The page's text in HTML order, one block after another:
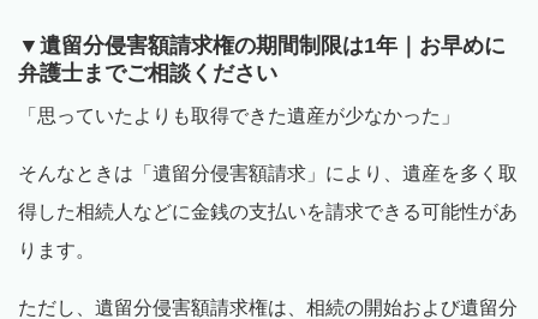
▼遺留分侵害額請求権の期間制限は1年｜お早めに
弁護士までご相談ください
「思っていたよりも取得できた遺産が少なかった」
そんなときは「遺留分侵害額請求」により、遺産を多く取
得した相続人などに金銭の支払いを請求できる可能性があ
ります。
ただし、遺留分侵害額請求権は、相続の開始および遺留分